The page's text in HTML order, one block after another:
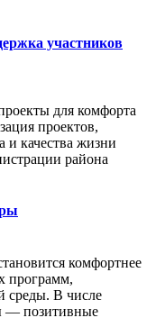
участников
для комфорта
проектов,
качества жизни
района
комфортнее
программ,
среды. В числе
— позитивные